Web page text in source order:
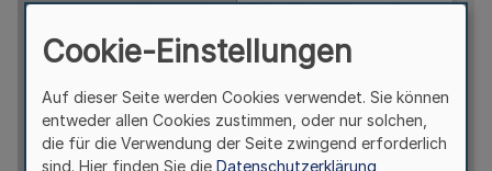
Cookie-Einstellungen
Auf dieser Seite werden Cookies verwendet. Sie können
entweder allen Cookies zustimmen, oder nur solchen,
die für die Verwendung der Seite zwingend erforderlich
sind. Hier finden Sie die Datenschutzerklärung